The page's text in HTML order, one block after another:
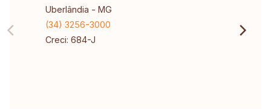
Uberlândia - MG
(34) 3256-3000
Creci: 684-J